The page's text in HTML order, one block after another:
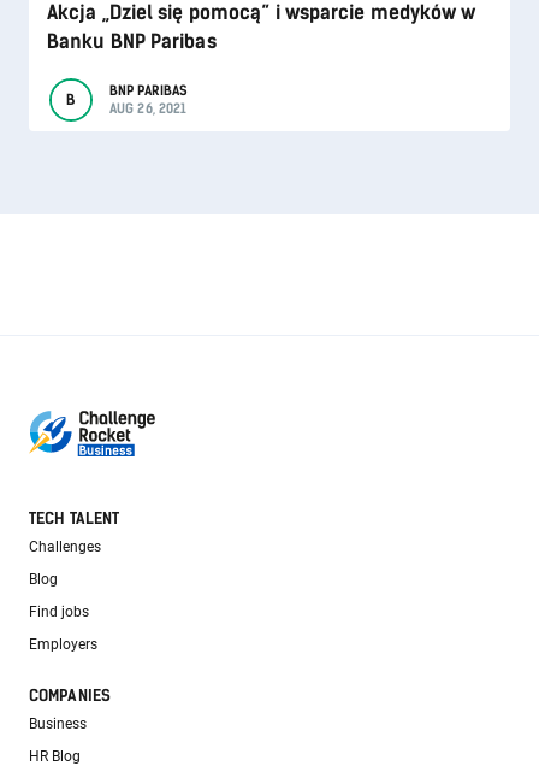
Akcja „Dziel się pomocą” i wsparcie medyków w
Banku BNP Paribas
B
BNP PARIBAS
AUG 26, 2021
TECH TALENT
Challenges
Blog
Find jobs
Employers
COMPANIES
Business
HR Blog